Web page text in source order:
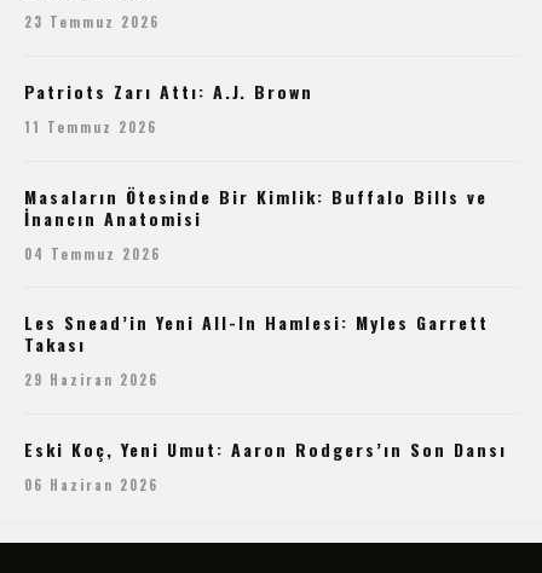
23 Temmuz 2026
Patriots Zarı Attı: A.J. Brown
11 Temmuz 2026
Masaların Ötesinde Bir Kimlik: Buffalo Bills ve
İnancın Anatomisi
04 Temmuz 2026
Les Snead’in Yeni All-In Hamlesi: Myles Garrett
Takası
29 Haziran 2026
Eski Koç, Yeni Umut: Aaron Rodgers’ın Son Dansı
06 Haziran 2026